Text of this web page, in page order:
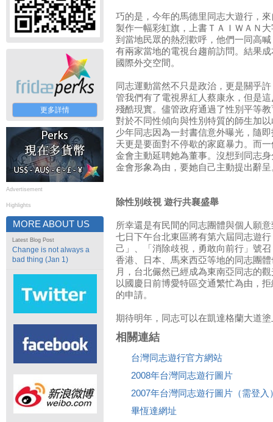
更多詳情
Advertisement
Highlights
MORE ABOUT US
Latest Blog Post
Change is not always a
bad thing (Jan 1)
巧的是，今年的馬德里同志大遊行，
製作一幅彩虹旗，上書ＴＡＩＷＡＮ
到當地民眾的熱烈歡呼，他們一同高
有兩家當地的電視台趨前訪問。結果
國際外交空間。
同志運動當然不只是政治，更是關乎
管我們有了電視界紅人蔡康永，但是
殘酷現實。儘管政府通過了性別平等
對於不同性傾向與性別特質的師生加
少年同志因為一封書信意外曝光，隨
天更是要面對不停歇的家庭暴力。而
金會主動延聘她為董事。沒想到同志
金會形象為由，要她自己主動提出辭呈
除性別歧視 遊行共襄盛舉
所幸還是有民間的同志團體與個人願
七日下午台北東區將有第六屆同志遊
己」、「消除歧視，勇敢向前行」號
香港、日本、馬來西亞等地的同志團
月，台北儼然已經成為東南亞同志的
以國慶日前博愛特區交通繁忙為由，
的申請。
期待明年，同志可以在凱達格蘭大道
相關連結
台灣同志遊行官方網站
2008年台灣同志遊行圖片
2007年台灣同志遊行圖片（需登入
畢恆達網址